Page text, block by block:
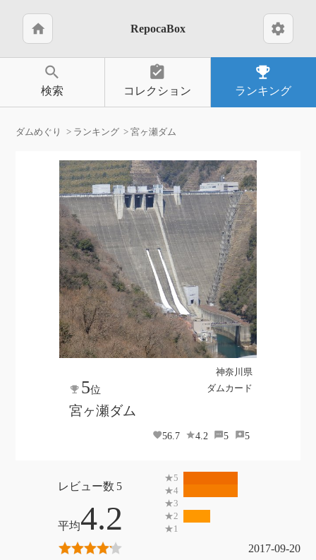
home RepocaBox settings
search
検索
assignment_turned_in
コレクション
emoji_events
ランキング
ダムめぐり ランキング 宮ヶ瀬ダム
神奈川県
ダムカード
5位
宮ヶ瀬ダム
56.7 4.2 5 5
5
4.2
2017-09-20